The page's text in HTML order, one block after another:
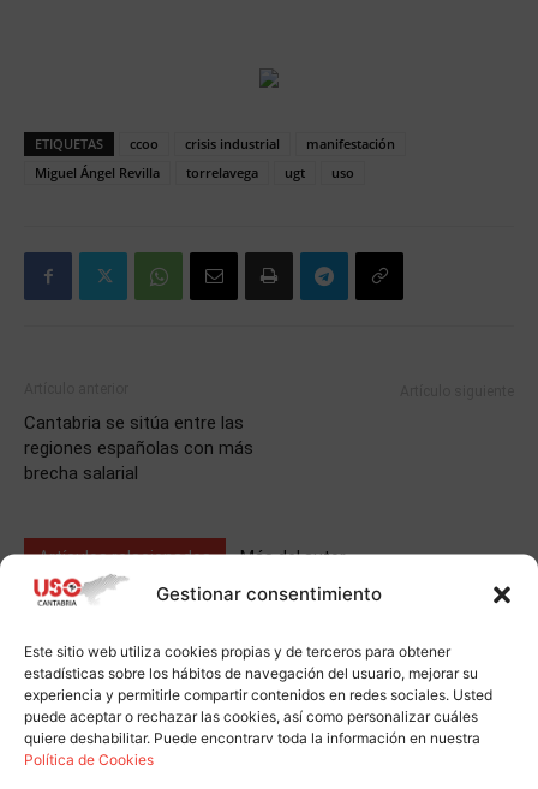
Gestionar consentimiento
Este sitio web utiliza cookies propias y de terceros para obtener
estadísticas sobre los hábitos de navegación del usuario, mejorar su
experiencia y permitirle compartir contenidos en redes sociales. Usted
puede aceptar o rechazar las cookies, así como personalizar cuáles
quiere deshabilitar. Puede encontrarv toda la información en nuestra
Política de Cookies
ETIQUETAS ccoo crisis industrial
manifestación
Miguel Ángel Revilla
torrelavega ugt uso
Cantabria se sitúa entre las
regiones españolas con más
brecha salarial
Artículos relacionados Más del autor
Accion Sindical
movilizaciones en el transporte de
viajeros por carretera de Cantabria
El TSJC reconoce el derecho de las